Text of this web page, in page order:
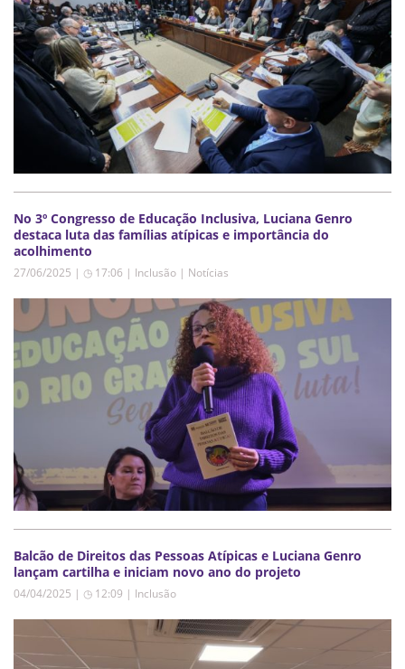
No 3º Congresso de Educação Inclusiva, Luciana Genro
destaca luta das famílias atípicas e importância do
acolhimento
27/06/2025 | ◷ 17:06 | Inclusão | Notícias
Balcão de Direitos das Pessoas Atípicas e Luciana Genro
lançam cartilha e iniciam novo ano do projeto
04/04/2025 | ◷ 12:09 | Inclusão